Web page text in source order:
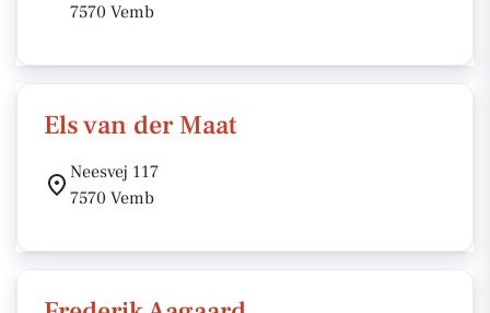
7570 Vemb
Els van der Maat
Neesvej 117
7570 Vemb